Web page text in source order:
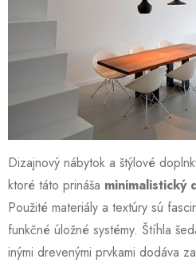
Dizajnový nábytok a štýlové
ktoré táto prináša minimalistický
Použité materiály a textúry sú
funkčné úložné systémy. Štíhla
inými drevenými prvkami dodáva